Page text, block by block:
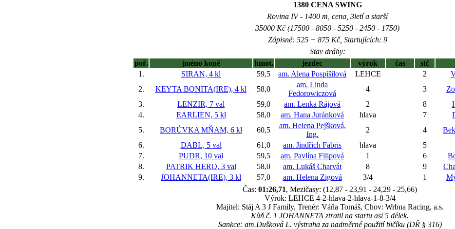
1380 CENA SWING
Rovina IV - 1400 m, cena, 3letí a starší
35000 Kč (17500 - 8050 - 5250 - 2450 - 1750)
Zápisné: 525 + 875 Kč, Startujících: 9
Stav dráhy:
poř.
jméno koně hmot. jezdec výrok čas stč
1.
SIRAN, 4 kl 59,5 am. Alena Pospíšilová LEHCE 2
2.
KEYTA BONITA(IRE), 4 kl 58,0
am. Linda
Fedorowiczová
4 3
3.
LENZIR, 7 val 59,0 am. Lenka Rájová 2 8
4.
EARLIEN, 5 kl 58,0 am. Hana Juránková hlava 7
5.
BORŮVKA MŇAM, 6 kl 60,5
am. Helena Pejšková,
Ing.
2 4
6.
DABL, 5 val 61,0 am. Jindřich Fabris hlava 5
7.
PUDR, 10 val 59,5 am. Pavlína Filipová 1 6
8.
PATRIK HERO, 3 val 58,0 am. Lukáš Charvát 8 9
9.
JOHANNETA(IRE), 3 kl 57,0 am. Helena Zigová 3/4 1
Čas: 01:26,71, Mezičasy: (12,87 - 23,91 - 24,29 - 25,66)
Výrok: LEHCE 4-2-hlava-2-hlava-1-8-3/4
Majitel: Stáj A 3 J Family, Trenér: Váňa Tomáš, Chov: Wrbna Racing, a.s.
Kůň č. 1 JOHANNETA ztratil na startu asi 5 délek.
Sankce: am.Dušková L. výstraha za nadměrné použití bičíku (DŘ § 316)